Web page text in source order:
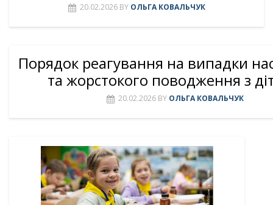
20.02.2026 BY ОЛЬГА КОВАЛЬЧУК
Порядок реагування на випадки
та жорстокого поводження з
20.02.2026 BY ОЛЬГА КОВАЛЬЧУК